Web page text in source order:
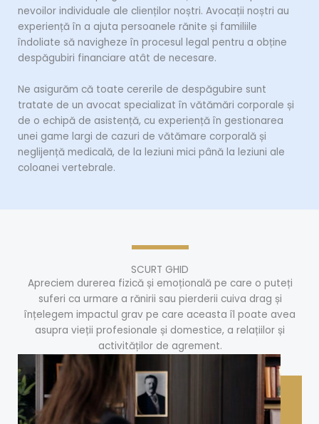
nevoilor individuale ale clienților noștri. Avocații noștri au
experiență în a ajuta persoanele rănite și familiile
îndoliate să navigheze în procesul legal pentru a obține
despăgubiri financiare atât de necesare.
Ne asigurăm că toate cererile de despăgubire sunt
tratate de un avocat specializat în vătămări corporale și
de o echipă de asistență, cu experiență în gestionarea
unei game largi de cazuri de vătămare corporală și
neglijență medicală, de la leziuni mici până la leziuni ale
coloanei vertebrale.
SCURT GHID
Apreciem durerea fizică și emoțională pe care o puteți
suferi ca urmare a rănirii sau pierderii cuiva drag și
înțelegem impactul grav pe care aceasta îl poate avea
asupra vieții profesionale și domestice, a relațiilor și
activităților de agrement.